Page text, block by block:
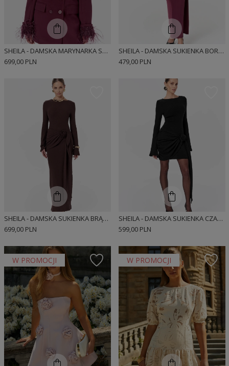
SHEILA - DAMSKA MARYNARKA SUKIENKOWA BORDOWA DWURZĘDOWA Z PIÓRAMI 'DELANE'
699,00 PLN
SHEILA - DAMSKA SUKIENKA BORDOWA DZIANINOWA Z FALBANKĄ MAXI 'HAZIER'
479,00 PLN
SHEILA - DAMSKA SUKIENKA BRĄZOWA DZIANINOWA Z DŁUGIM ROZKLOSZOWANYM RĘKAWEM MAXI 'MATILDE'
699,00 PLN
SHEILA - DAMSKA SUKIENKA CZARNA DZIANINOWA Z DŁUGIM ROZKLOSZOWANYM RĘKAWEM MINI 'BEATRICE'
599,00 PLN
W PROMOCJI W PROMOCJI